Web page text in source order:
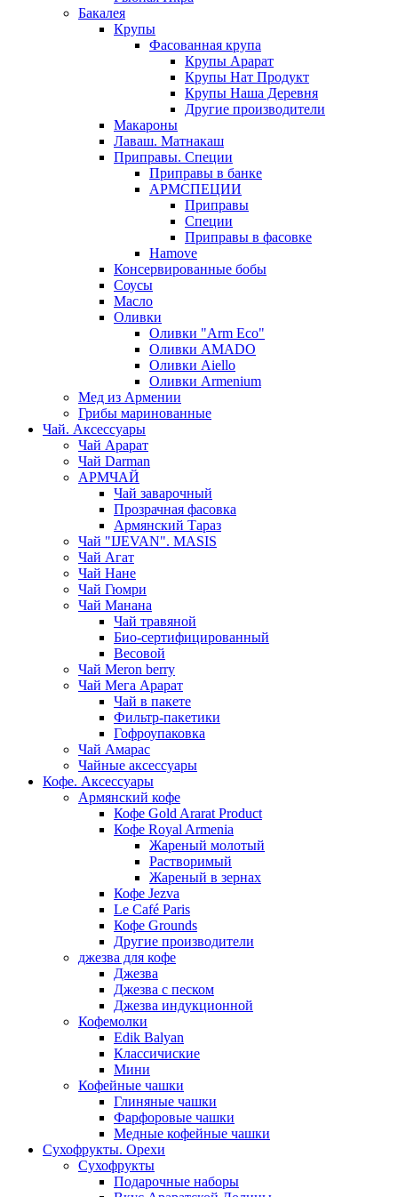
Бакалея
Крупы
Фасованная крупа
Крупы Арарат
Крупы Нат Продукт
Крупы Наша Деревня
Другие производители
Макароны
Лаваш. Матнакаш
Приправы. Специи
Приправы в банке
АРМСПЕЦИИ
Приправы
Специи
Приправы в фасовке
Hamove
Консервированные бобы
Соусы
Масло
Оливки
Оливки "Arm Eco"
Оливки AMADO
Оливки Aiello
Оливки Armenium
Мед из Армении
Грибы маринованные
Чай. Аксессуары
Чай Арарат
Чай Darman
АРМЧАЙ
Чай заварочный
Прозрачная фасовка
Армянский Тараз
Чай "IJEVAN". MASIS
Чай Агат
Чай Нане
Чай Гюмри
Чай Манана
Чай травяной
Био-сертифицированный
Весовой
Чай Meron berry
Чай Мега Арарат
Чай в пакете
Фильтр-пакетики
Гофроупаковка
Чай Амарас
Чайные аксессуары
Кофе. Аксессуары
Армянский кофе
Кофе Gold Ararat Product
Кофе Royal Armenia
Жареный молотый
Растворимый
Жареный в зернах
Кофе Jezva
Le Café Paris
Кофе Grounds
Другие производители
джезва для кофе
Джезва
Джезва с песком
Джезва индукционной
Кофемолки
Edik Balyan
Классичиские
Мини
Кофейные чашки
Глиняные чашки
Фарфоровые чашки
Медные кофейные чашки
Сухофрукты. Орехи
Сухофрукты
Подарочные наборы